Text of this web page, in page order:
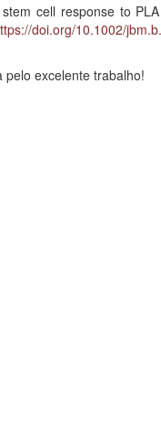
cell response to
doi.org/10.1002/
pelo excelente trabalho!